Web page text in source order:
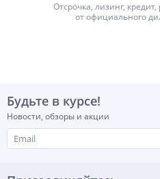
Отсрочка, лизинг,
от официального
Будьте в курсе!
Новости, обзоры и акции